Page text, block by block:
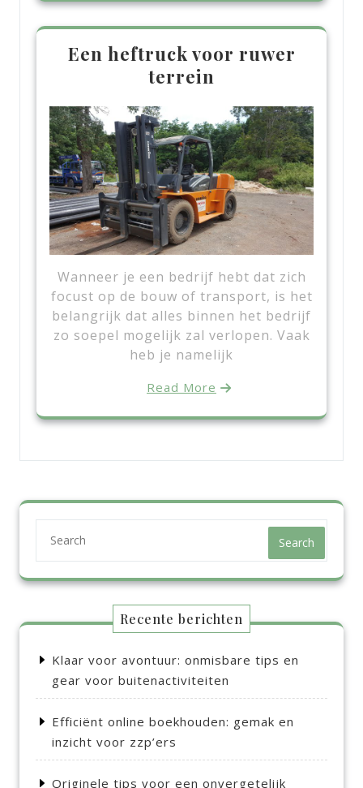
Een heftruck voor ruwer
terrein
Wanneer je een bedrijf hebt dat zich
focust op de bouw of transport, is het
belangrijk dat alles binnen het bedrijf
zo soepel mogelijk zal verlopen. Vaak
heb je namelijk
Read More
Search
Recente berichten
Klaar voor avontuur: onmisbare tips en
gear voor buitenactiviteiten
Efficiënt online boekhouden: gemak en
inzicht voor zzp’ers
Originele tips voor een onvergetelijk